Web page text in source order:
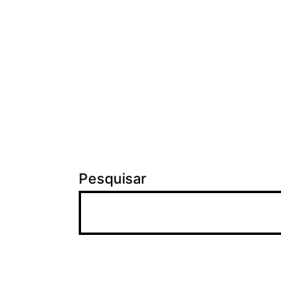
Pesquisar